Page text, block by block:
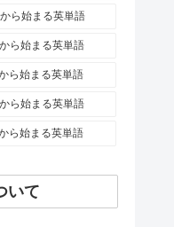
ら始まる英単語
ら始まる英単語
ら始まる英単語
ら始まる英単語
ら始まる英単語
いて